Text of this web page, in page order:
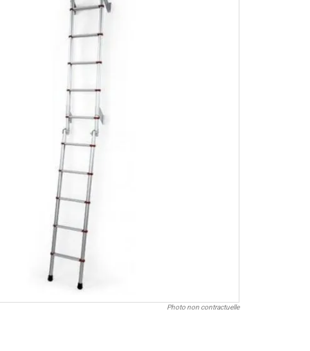
Photo non contractuelle